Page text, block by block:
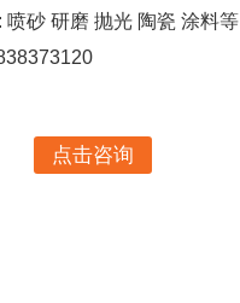
喷砂 研磨 抛光 陶瓷 涂料等
点击咨询